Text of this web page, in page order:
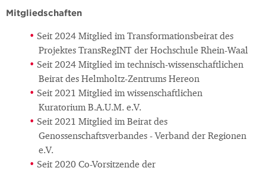
Mitgliedschaften
Seit 2024 Mitglied im Transformationsbeirat des
Projektes TransRegINT der Hochschule Rhein-Waal
Seit 2024 Mitglied im technisch-wissenschaftlichen
Beirat des Helmholtz-Zentrums Hereon
Seit 2021 Mitglied im wissenschaftlichen
Kuratorium B.A.U.M. e.V.
Seit 2021 Mitglied im Beirat des
Genossenschaftsverbandes - Verband der Regionen
e.V.
Seit 2020 Co-Vorsitzende der